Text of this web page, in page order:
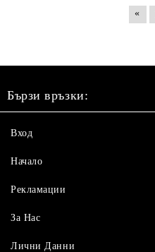
«
Бързи връзки:
Вход
Начало
Рекламации
За Нас
Лични Данни